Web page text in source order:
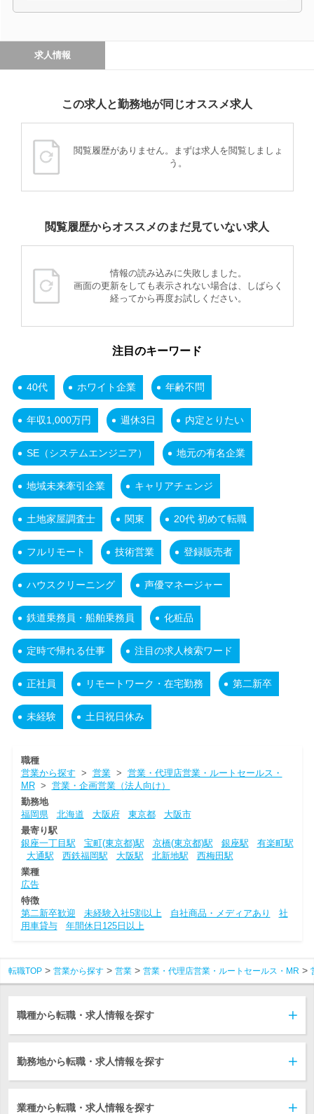
求人情報
この求人と勤務地が同じオススメ求人
閲覧履歴がありません。まずは求人を閲覧しましょ
う。
閲覧履歴からオススメのまだ見ていない求人
情報の読み込みに失敗しました。
画面の更新をしても表示されない場合は、しばらく
経ってから再度お試しください。
注目のキーワード
40代 ホワイト企業 年齢不問
年収1,000万円 週休3日 内定とりたい
SE（システムエンジニア） 地元の有名企業
地域未来牽引企業 キャリアチェンジ
土地家屋調査士 関東 20代 初めて転職
フルリモート 技術営業 登録販売者
ハウスクリーニング 声優マネージャー
鉄道乗務員・船舶乗務員 化粧品
定時で帰れる仕事 注目の求人検索ワード
正社員 リモートワーク・在宅勤務 第二新卒
未経験 土日祝日休み
職種
営業から探す > 営業> 営業・代理店営業・ルートセールス・
MR> 営業・企画営業（法人向け）
勤務地
福岡県
北海道 大阪府 東京都
大阪市
最寄り駅
銀座一丁目駅
宝町(東京都)駅 京橋(東京都)駅 銀座駅
有楽町駅
大通駅
西鉄福岡駅 大阪駅 北新地駅
西梅田駅
業種
広告
特徴
第二新卒歓迎
未経験入社5割以上 自社商品・メディアあり
社
用車貸与
年間休日125日以上
転職TOP 営業から探す 営業 営業・代理店営業・ルートセールス・MR
職種から転職・求人情報を探す
勤務地から転職・求人情報を探す
業種から転職・求人情報を探す